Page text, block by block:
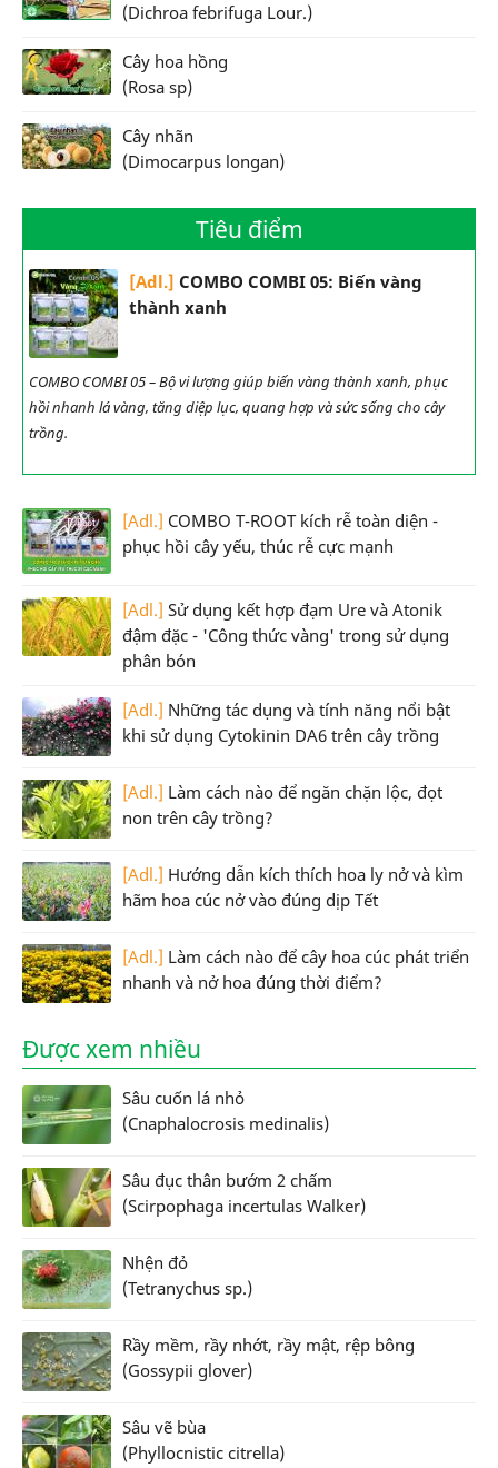
(Dichroa febrifuga Lour.)
Cây hoa hồng
(Rosa sp)
Cây nhãn
(Dimocarpus longan)
Tiêu điểm
[Adl.] COMBO COMBI 05: Biến vàng
thành xanh
COMBO COMBI 05 – Bộ vi lượng giúp biến vàng thành xanh, phục
hồi nhanh lá vàng, tăng diệp lục, quang hợp và sức sống cho cây
trồng.
[Adl.] COMBO T-ROOT kích rễ toàn diện -
phục hồi cây yếu, thúc rễ cực mạnh
[Adl.] Sử dụng kết hợp đạm Ure và Atonik
đậm đặc - 'Công thức vàng' trong sử dụng
phân bón
[Adl.] Những tác dụng và tính năng nổi bật
khi sử dụng Cytokinin DA6 trên cây trồng
[Adl.] Làm cách nào để ngăn chặn lộc, đọt
non trên cây trồng?
[Adl.] Hướng dẫn kích thích hoa ly nở và kìm
hãm hoa cúc nở vào đúng dịp Tết
[Adl.] Làm cách nào để cây hoa cúc phát triển
nhanh và nở hoa đúng thời điểm?
Được xem nhiều
Sâu cuốn lá nhỏ
(Cnaphalocrosis medinalis)
Sâu đục thân bướm 2 chấm
(Scirpophaga incertulas Walker)
Nhện đỏ
(Tetranychus sp.)
Rầy mềm, rầy nhớt, rầy mật, rệp bông
(Gossypii glover)
Sâu vẽ bùa
(Phyllocnistic citrella)